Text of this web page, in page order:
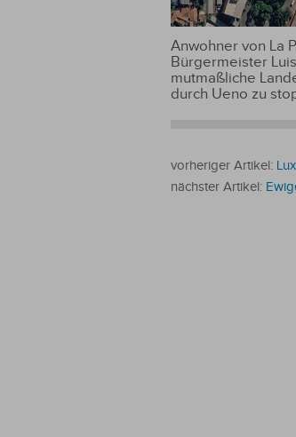
Anwohner von La
Bürgermeister
mutmaßliche
durch Ueno zu
vorheriger Artikel:
nächster Artikel: